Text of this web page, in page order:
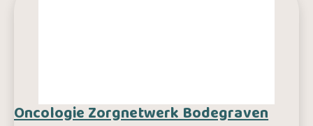
Oncologie Zorgnetwerk Bodegraven